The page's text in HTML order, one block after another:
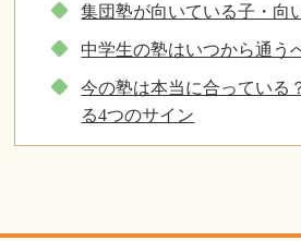
集団塾が向いている子・向
中学生の塾はいつから通う
今の塾は本当に合っている
る4つのサイン